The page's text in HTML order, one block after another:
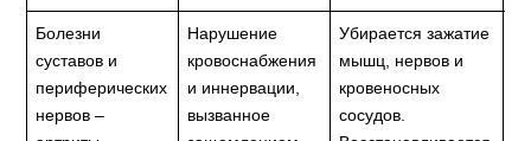
Болезни
суставов и
периферических
нервов –
Нарушение
кровоснабжения
и иннервации,
вызванное
Убирается зажатие
мышц, нервов и
кровеносных
сосудов.